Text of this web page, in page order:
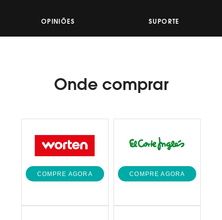
OPINIÕES SUPORTE
Onde comprar
COMPRE AGORA COMPRE AGORA